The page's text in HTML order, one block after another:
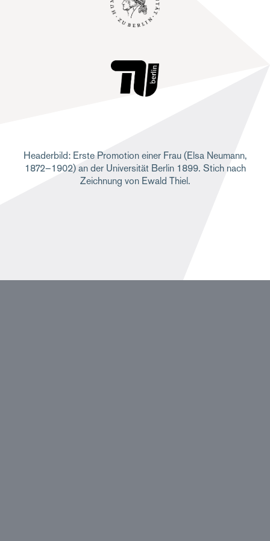
Headerbild: Erste Promotion einer Frau (Elsa Neumann,
1872–1902) an der Universität Berlin 1899. Stich nach
Zeichnung von Ewald Thiel.